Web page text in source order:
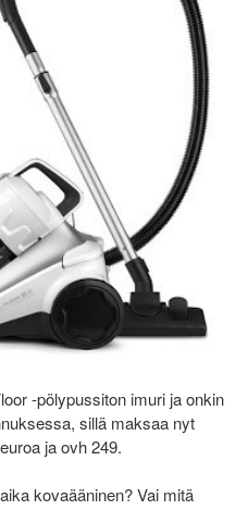
-pölypussiton imuri ja onkin
sillä maksaa nyt
ja ovh 249.
kovaääninen? Vai mitä